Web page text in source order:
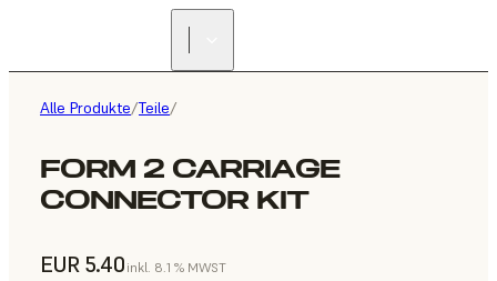
Alle Produkte/Teile/
FORM 2 CARRIAGE
CONNECTOR KIT
EUR 5.40 inkl. 8.1 % MWST